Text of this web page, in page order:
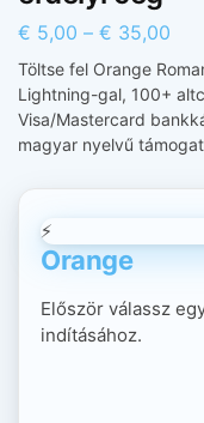
€ 5,00 – € 35,00
Töltse fel Orange
Lightning-gal, 100+
Visa/Mastercard
magyar nyelvű
⚡
Orange
Először válassz
indításához.